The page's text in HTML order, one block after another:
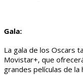
Gala:
La gala de los Oscars
Movistar+, que
grandes películas de